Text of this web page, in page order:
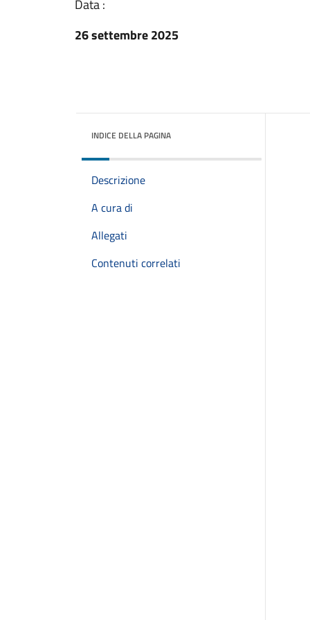
Data :
26 settembre 2025
INDICE DELLA PAGINA
Descrizione
A cura di
Allegati
Contenuti correlati